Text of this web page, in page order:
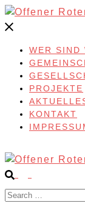
Skip
to
WER SIND
PROJEKTE
KONTAKT
Search…